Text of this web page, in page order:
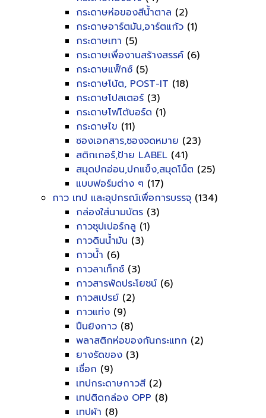
กระดาษห่อของสีน้ำตาล (2)
กระดาษอาร์ตมัน,อาร์ตแก้ว (1)
กระดาษเทา (5)
กระดาษเพื่องานสร้างสรรค์ (6)
กระดาษแฟ็กซ์ (5)
กระดาษโน้ต, POST-IT (18)
กระดาษโปสเตอร์ (3)
กระดาษโฟโต้บอร์ด (1)
กระดาษไข (11)
ซองเอกสาร,ซองจดหมาย (23)
สติกเกอร์,ป้าย LABEL (41)
สมุดปกอ่อน,ปกแข็ง,สมุดโน็ต (25)
แบบฟอร์มต่าง ๆ (17)
กาว เทป และอุปกรณ์เพื่อการบรรจุ (134)
กล่องใส่นามบัตร (3)
กาวซุปเปอร์กลู (1)
กาวดินน้ำมัน (3)
กาวน้ำ (6)
กาวลาเท็กซ์ (3)
กาวสารพัดประโยชน์ (6)
กาวสเปรย์ (2)
กาวแท่ง (9)
ปืนยิงกาว (8)
พลาสติกห่อของกันกระแทก (2)
ยางรัดของ (3)
เชื่อก (9)
เทปกระดาษกาวสี (2)
เทปติดกล่อง OPP (8)
เทปผ้า (8)